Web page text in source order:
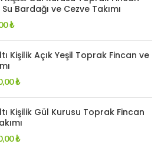
Bardağı ve Cezve Takımı
₺.
₺Current
675,00 ₺.
Kişilik Açık Yeşil Toprak Fincan ve
₺.
₺Current
990,00 ₺.
Kişilik Gül Kurusu Toprak Fincan
₺Current